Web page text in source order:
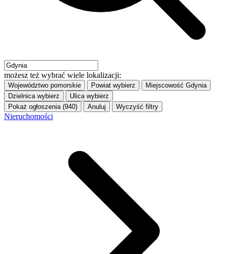
możesz też wybrać wiele lokalizacji:
Województwo pomorskie Powiat wybierz Miejscowość Gdynia
Dzielnica wybierz Ulica wybierz
Pokaż ogłoszenia (940)
Anuluj Wyczyść filtry
Nieruchomości